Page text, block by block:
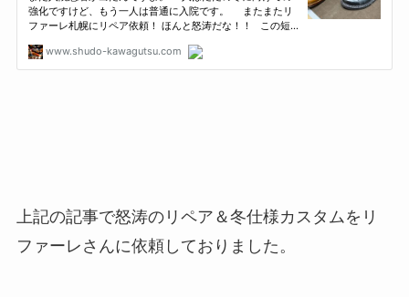
上記の記事で怒涛のリペア＆冬仕様カスタムをリ
ファーレさんに依頼しておりました。